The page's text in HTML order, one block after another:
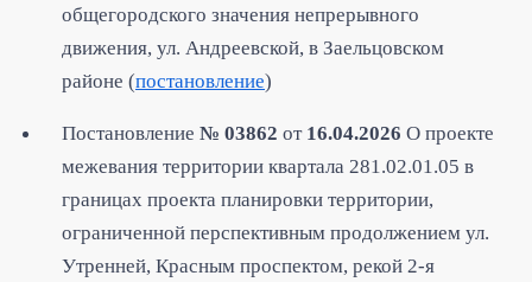
общегородского значения непрерывного
движения, ул. Андреевской, в Заельцовском
районе (постановление)
Постановление № 03862 от 16.04.2026 О проекте
межевания территории квартала 281.02.01.05 в
границах проекта планировки территории,
ограниченной перспективным продолжением ул.
Утренней, Красным проспектом, рекой 2-я